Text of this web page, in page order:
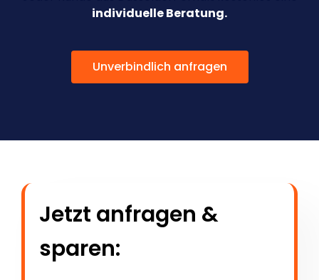
individuelle Beratung.
Unverbindlich anfragen
Jetzt anfragen &
sparen: